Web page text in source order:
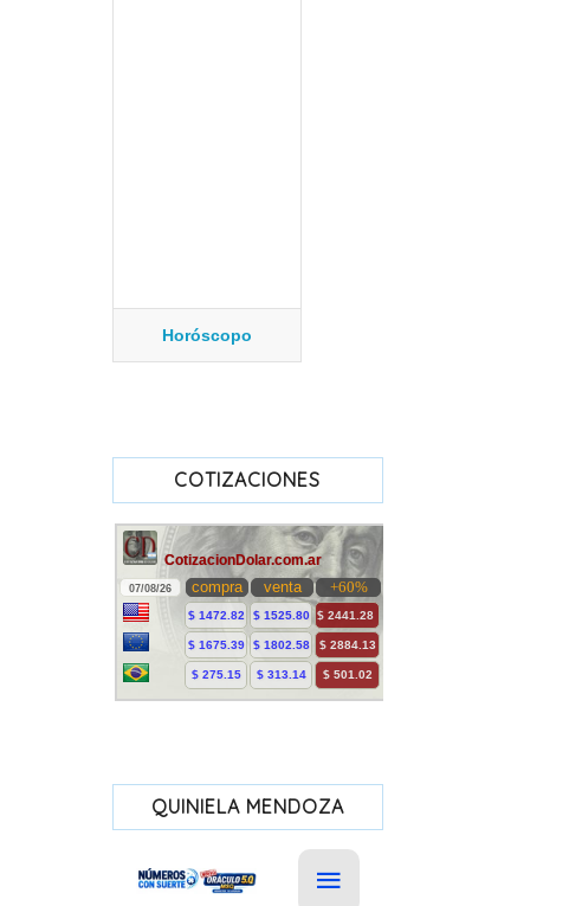
Horóscopo
COTIZACIONES
QUINIELA MENDOZA